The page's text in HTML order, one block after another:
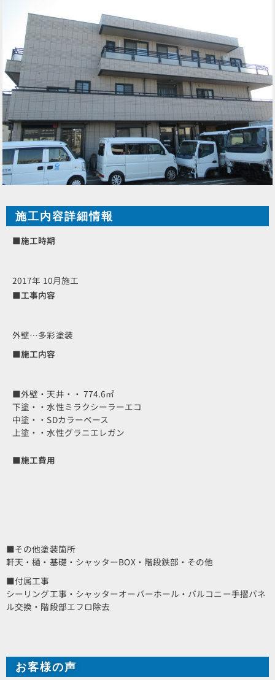
施工内容詳細情報
■施工時期
2017年 10月施工
■工事内容
外壁…多彩塗装
■施工内容
■外壁・天井・・ 774.6㎡
下塗・・水性ミラクシーラーエコ
中塗・・SDカラーベース
上塗・・水性グラニエレガン
■施工費用
■その他塗装箇所
軒天・樋・基礎・シャッターBOX・階段鉄部・その他
■付属工事
シーリング工事・シャッターオーバーホール・バルコニー手摺パネ
ル交換・階段部エフロ除去
お客様の声